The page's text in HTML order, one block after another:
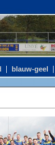
blauw-geel